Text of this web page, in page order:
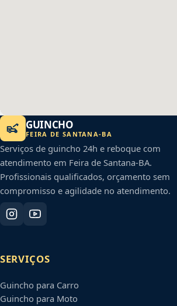
GUINCHO
FEIRA DE SANTANA-BA
Serviços de guincho 24h e reboque com
atendimento em Feira de Santana-BA.
Profissionais qualificados, orçamento sem
compromisso e agilidade no atendimento.
SERVIÇOS
Guincho para Carro
Guincho para Moto